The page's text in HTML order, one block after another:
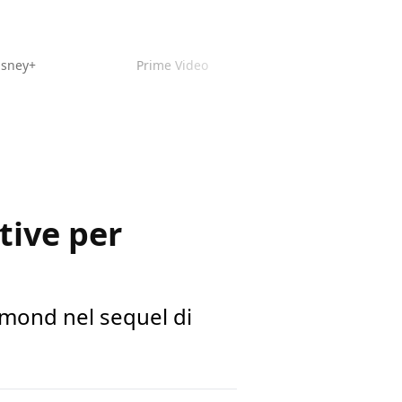
Prime Video
per
nel sequel di